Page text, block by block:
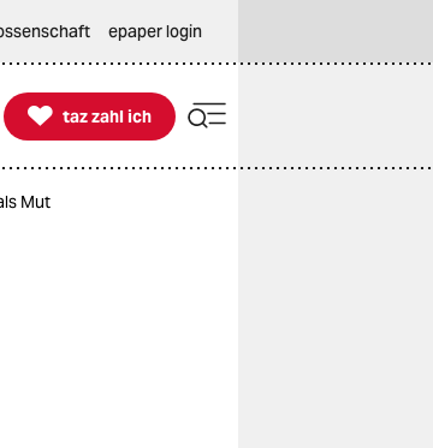
epaper login

taz zahl ich
taz zahl ich
Mut